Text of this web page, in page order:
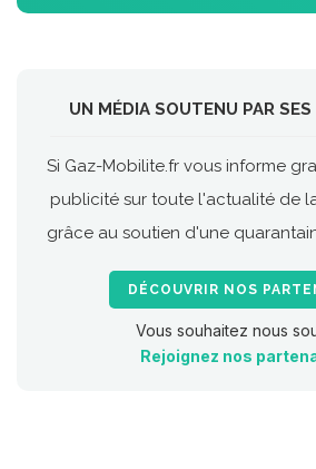
UN MÉDIA SOUTENU PAR SES
Si Gaz-Mobilite.fr vous informe
publicité sur toute l'actualité de
grâce au soutien d'une
DÉCOUVRIR NOS
Vous souhaitez nous
Rejoignez nos